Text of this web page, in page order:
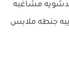
مشاغبه
جنطه ملابس